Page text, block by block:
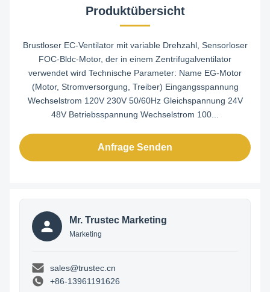
Produktübersicht
Brustloser EC-Ventilator mit variable Drehzahl, Sensorloser
FOC-Bldc-Motor, der in einem Zentrifugalventilator
verwendet wird Technische Parameter: Name EG-Motor
(Motor, Stromversorgung, Treiber) Eingangsspannung
Wechselstrom 120V 230V 50/60Hz Gleichspannung 24V
48V Betriebsspannung Wechselstrom 100...
Anfrage Senden
Mr. Trustec Marketing
Marketing
sales@trustec.cn
+86-13961191626